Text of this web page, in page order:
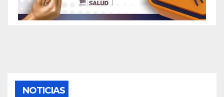
NOTICIAS